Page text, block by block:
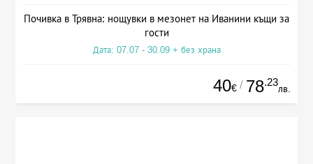
Почивка в Трявна: нощувки в мезонет на Иванини къщи за
гости
Дата: 07.07 - 30.09 + без храна
40€ / 78.23
лв.